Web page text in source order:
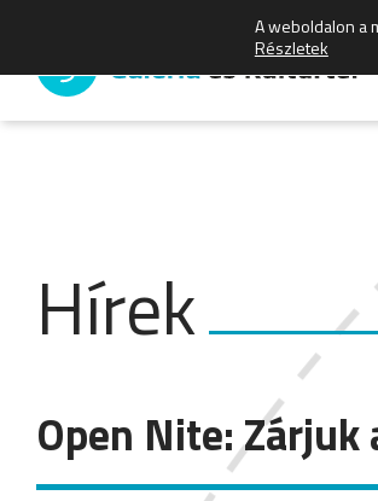
Hírek
Open Nite:
A weboldalon a
Részletek